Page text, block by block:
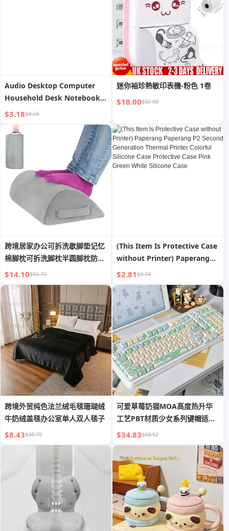
Audio Desktop Computer
Household Desk Notebook
External Wired Mini Speaker
Speaker Multimedia Active
Subwoofer
$3.18$4.24
迷你袖珍熱敏印表機-粉色 1卷
$18.00$22.00
跨境居家办公可拆洗歇脚垫记忆
棉脚枕可拆洗脚枕半圆脚枕防滑
脚枕
$14.10$56.70
(This Item Is Protective Case
without Printer) Paperang
Paperang P2 Second
Generation Thermal Printer
Colorful Silicone Case
Protective Case Pink Green
White Silicone Case
$2.81$3.74
跨境外贸纯色法兰绒毛毯珊瑚绒
牛奶绒盖毯办公室单人双人毯子
$8.43$38.79
可爱草莓奶猫MOA高度热升华
工艺PBT材质少女系列键帽适配
90%键盘
$34.83$58.52